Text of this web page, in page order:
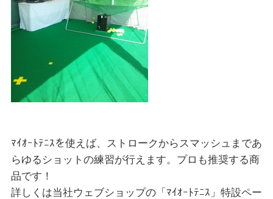
ﾏｲｵｰﾄﾃﾆｽを使えば、ストロークからスマッシュまであ
らゆるショットの練習が行えます。プロも推奨する商
品です！
詳しくは当社ウェブショップの「ﾏｲｵｰﾄﾃﾆｽ」特設ペー